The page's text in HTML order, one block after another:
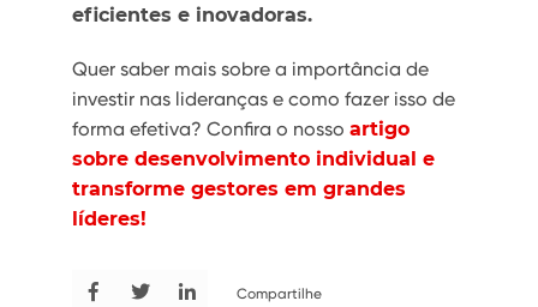
eficientes e inovadoras.
Quer saber mais sobre a importância de
investir nas lideranças e como fazer isso de
forma efetiva? Confira o nosso artigo
sobre desenvolvimento individual e
transforme gestores em grandes
líderes!
Compartilhe